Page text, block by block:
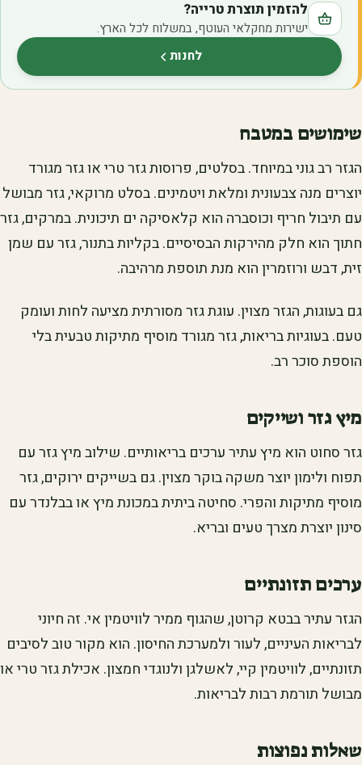
להזמין תוצרת טרייה?
ישירות מחקלאי העוטף, במשלוח לכל הארץ.
לחנות(נפתח בלשונית חדשה)
שימושים במטבח
הגזר רב גוני במיוחד. בסלטים, פרוסות גזר טרי או גזר מגורד
יוצרים מנה צבעונית ומלאת ויטמינים. בסלט מרוקאי, גזר מבושל
עם תיבול חריף וכוסברה הוא קלאסיקה ים תיכונית. במרקים, גזר
חתוך הוא חלק מהירקות הבסיסיים. בקליות בתנור, גזר עם שמן
זית, דבש ורוזמרין הוא מנת תוספת מרהיבה.
גם בעוגות, הגזר מצוין. עוגת גזר מסורתית מציעה לחות ועומק
טעם. בעוגיות בריאות, גזר מגורד מוסיף מתיקות טבעית בלי
הוספת סוכר רב.
מיץ גזר ושייקים
גזר סחוט הוא מיץ עתיר ערכים בריאותיים. שילוב מיץ גזר עם
תפוח ולימון יוצר משקה בוקר מצוין. גם בשייקים ירוקים, גזר
מוסיף מתיקות והפרי. סחיטה ביתית במכונת מיץ או בבלנדר עם
סינון יוצרת מצרך טעים ובריא.
ערכים תזונתיים
הגזר עתיר בבטא קרוטן, שהגוף ממיר לוויטמין אי. זה חיוני
לבריאות העיניים, לעור ולמערכת החיסון. הוא מקור טוב לסיבים
תזונתיים, לוויטמין קיי, לאשלגן ולנוגדי חמצון. אכילת גזר טרי או
מבושל תורמת רבות לבריאות.
שאלות נפוצות